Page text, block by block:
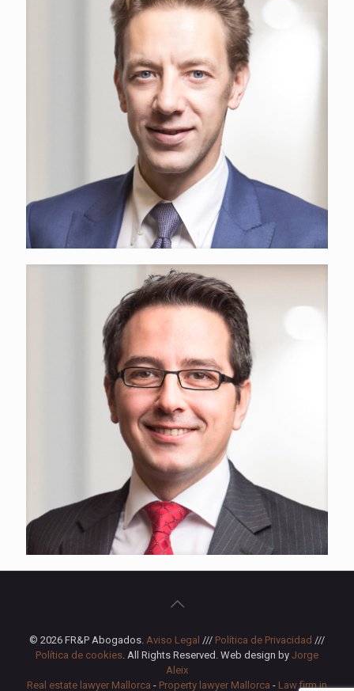
© 2026 FR&P Abogados. Aviso Legal /// Política de Privacidad ///
Política de cookies. All Rights Reserved. Web design by Jorge
Aleix
Real estate lawyer Mallorca - Property lawyer Mallorca - Law firm in